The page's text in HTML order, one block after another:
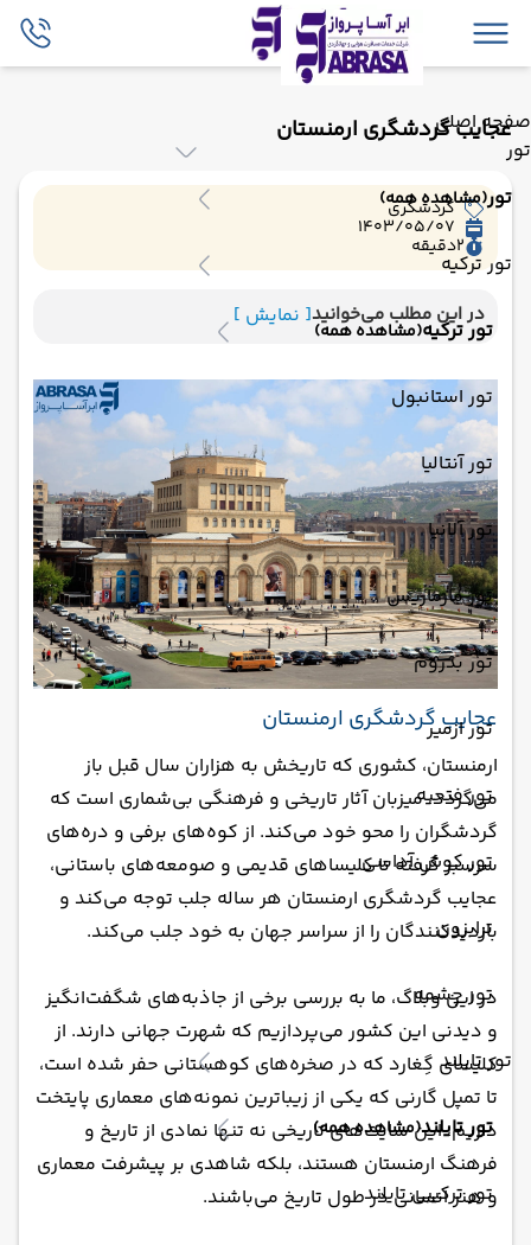
صفحه اصلی
تور
تور(مشاهده همه)
تور ترکیه
تور ترکیه(مشاهده همه)
تور استانبول
تور آنتالیا
تور آلانیا
تور مارماریس
تور بدروم
تور ازمیر
تور فتحیه
تور کوش آداسی
ترابزون
تور چشمه
تور تایلند
تور تایلند(مشاهده همه)
تور ترکیبی تایلند
عجایب گردشگری ارمنستان
گردشگری
1403/05/07
2دقیقه
در این مطلب می‌خوانید[ نمایش ]
عجایب گردشگری ارمنستان
ارمنستان، کشوری که تاریخش به هزاران سال قبل باز
می‌گردد، میزبان آثار تاریخی و فرهنگی بی‌شماری است که
گردشگران را محو خود می‌کند. از کوه‌های برفی و دره‌های
سرسبز گرفته تا کلیساهای قدیمی و صومعه‌های باستانی،
عجایب گردشگری ارمنستان هر ساله جلب توجه می‌کند و
بازدیدکنندگان را از سراسر جهان به خود جلب می‌کند.
در این وبلاگ، ما به بررسی برخی از جاذبه‌های شگفت‌انگیز
و دیدنی این کشور می‌پردازیم که شهرت جهانی دارند. از
کلیسای گِغارد که در صخره‌های کوهستانی حفر شده است،
تا تمپل گارنی که یکی از زیباترین نمونه‌های معماری پایتخت
داریم، این سایت‌های تاریخی نه تنها نمادی از تاریخ و
فرهنگ ارمنستان هستند، بلکه شاهدی بر پیشرفت معماری
و هنر انسانی در طول تاریخ می‌باشند.